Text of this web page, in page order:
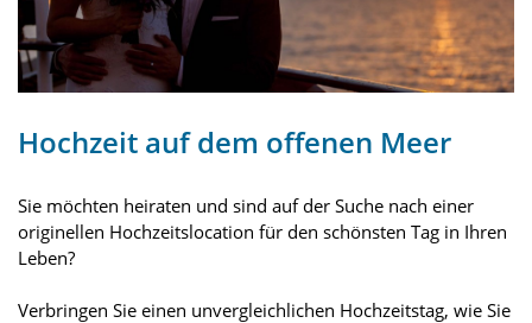
Hochzeit auf dem offenen Meer
Sie möchten heiraten und sind auf der Suche nach einer
originellen Hochzeitslocation für den schönsten Tag in Ihren
Leben?
Verbringen Sie einen unvergleichlichen Hochzeitstag, wie Sie